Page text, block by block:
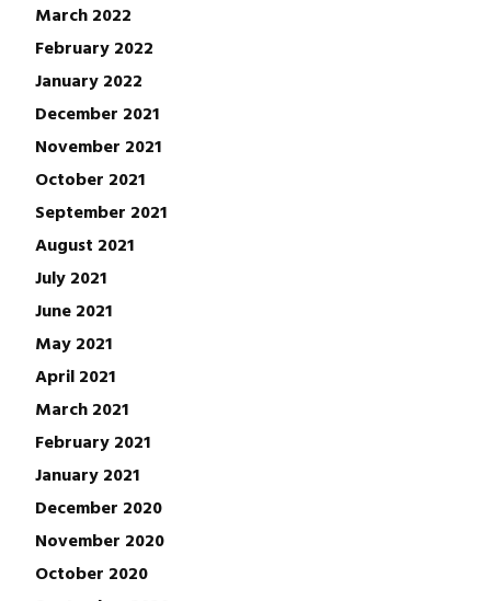
March 2022
February 2022
January 2022
December 2021
November 2021
October 2021
September 2021
August 2021
July 2021
June 2021
May 2021
April 2021
March 2021
February 2021
January 2021
December 2020
November 2020
October 2020